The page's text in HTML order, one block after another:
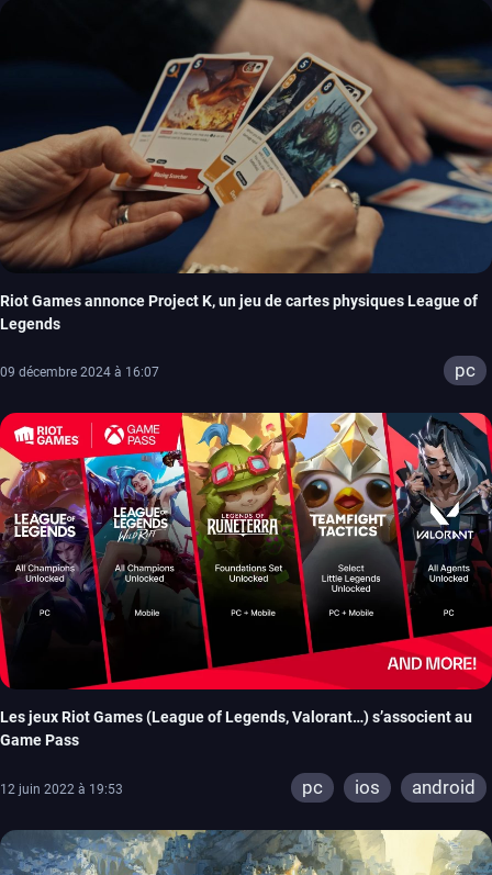
Riot Games annonce Project K, un jeu de cartes physiques League of
Legends
09 décembre 2024 à 16:07 pc
Les jeux Riot Games (League of Legends, Valorant…) s’associent au
Game Pass
12 juin 2022 à 19:53 pc ios android